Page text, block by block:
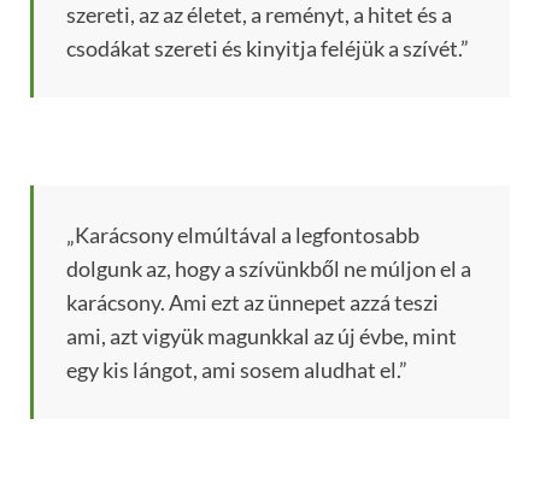
szereti, az az életet, a reményt, a hitet és a
csodákat szereti és kinyitja feléjük a szívét.”
„Karácsony elmúltával a legfontosabb
dolgunk az, hogy a szívünkből ne múljon el a
karácsony. Ami ezt az ünnepet azzá teszi
ami, azt vigyük magunkkal az új évbe, mint
egy kis lángot, ami sosem aludhat el.”